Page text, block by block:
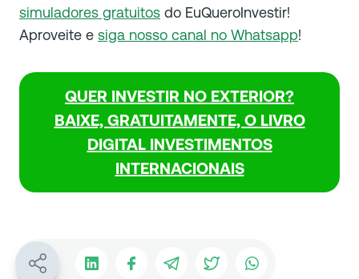
simuladores gratuitos do EuQueroInvestir!
Aproveite e siga nosso canal no Whatsapp!
QUER INVESTIR NO EXTERIOR?
BAIXE, GRATUITAMENTE, O LIVRO
DIGITAL INVESTIMENTOS
INTERNACIONAIS